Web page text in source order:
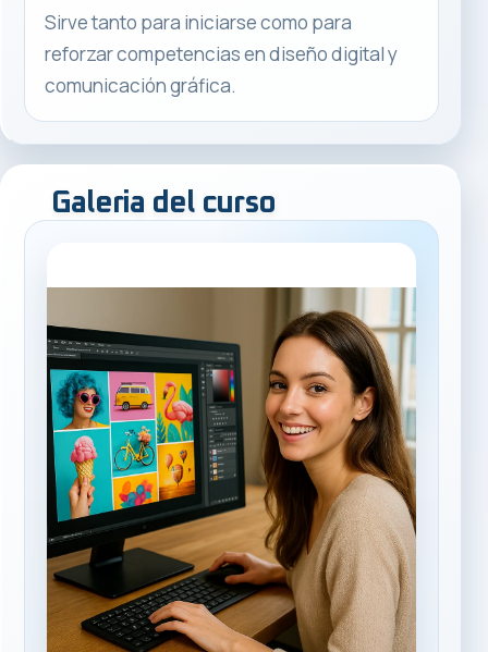
Sirve tanto para iniciarse como para
reforzar competencias en diseño digital y
comunicación gráfica.
Galeria del curso